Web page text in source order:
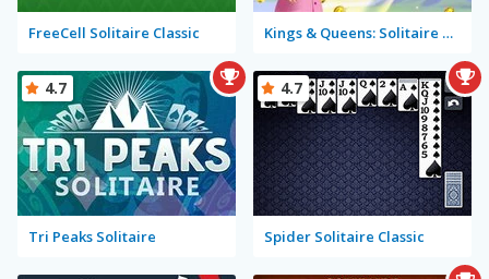
FreeCell Solitaire Classic Kings & Queens: Solitaire Tripeaks
Tri Peaks Solitaire
4.7
Spider Solitaire Classic
4.7